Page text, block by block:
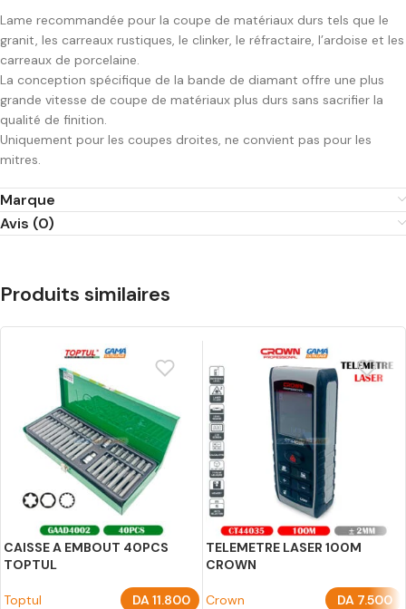
Lame recommandée pour la coupe de matériaux durs tels que le
granit, les carreaux rustiques, le clinker, le réfractaire, l’ardoise et les
carreaux de porcelaine.
La conception spécifique de la bande de diamant offre une plus
grande vitesse de coupe de matériaux plus durs sans sacrifier la
qualité de finition.
Uniquement pour les coupes droites, ne convient pas pour les
mitres.
Marque
Avis (0)
Produits similaires
CAISSE A EMBOUT 40PCS
TOPTUL
Toptul DA11.800
TELEMETRE LASER 100M
CROWN
Crown DA 7.500